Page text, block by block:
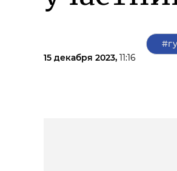
15 декабря 2023, 11:16